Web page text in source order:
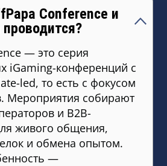
Conference и
— это серия
iGaming-конференций с
led, то есть с фокусом
Мероприятия собирают
и B2B-
живого общения,
и обмена опытом.
—